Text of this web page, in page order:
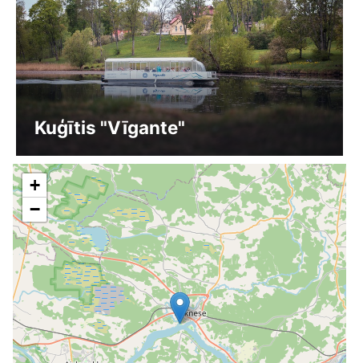
Kuģītis "Vīgante"
+
−